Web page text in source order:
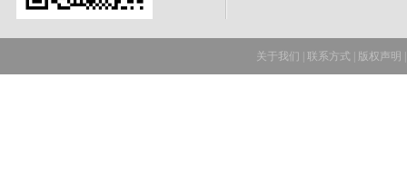
关于我们 联系方式 版权声明